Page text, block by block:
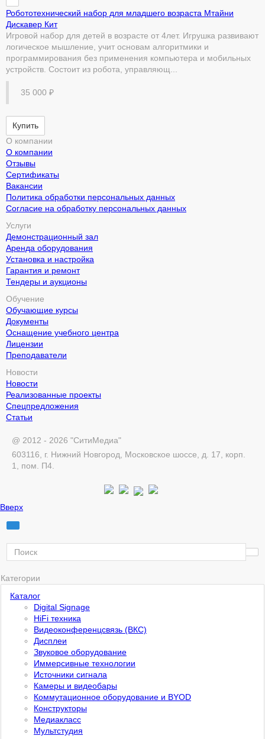
Робототехнический набор для младшего возраста Мтайни
Дискавер Кит
Игровой набор для детей в возрасте от 4лет. Игрушка развивают
логическое мышление, учит основам алгоритмики и
программирования без применения компьютера и мобильных
устройств. Состоит из робота, управляющ...
35 000 ₽
Купить
О компании
О компании
Отзывы
Сертификаты
Вакансии
Политика обработки персональных данных
Согласие на обработку персональных данных
Услуги
Демонстрационный зал
Аренда оборудования
Установка и настройка
Гарантия и ремонт
Тендеры и аукционы
Обучение
Обучающие курсы
Документы
Оснащение учебного центра
Лицензии
Преподаватели
Новости
Новости
Реализованные проекты
Спецпредложения
Статьи
@ 2012 - 2026 "СитиМедиа"
603116, г. Нижний Новгород, Московское шоссе, д. 17, корп.
1, пом. П4.
Вверх
Категории
Каталог
Digital Signage
HiFi техника
Видеоконференцсвязь (ВКС)
Дисплеи
Звуковое оборудование
Иммерсивные технологии
Источники сигнала
Камеры и видеобары
Коммутационное оборудование и BYOD
Конструкторы
Медиакласс
Мультстудия